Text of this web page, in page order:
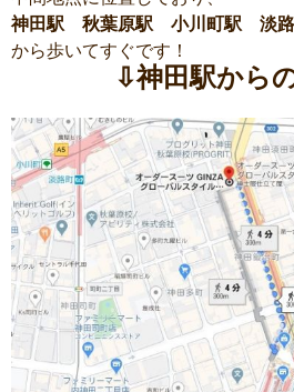
神田駅 秋葉原駅 小川町駅 淡
から歩いてすぐです！
⇩神田駅から